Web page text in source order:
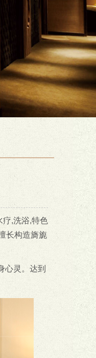
疗,洗浴,特色
长构造旖旎
心灵。达到